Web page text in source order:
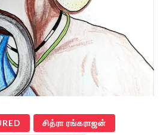
சித்ரா ரங்கராஜன்